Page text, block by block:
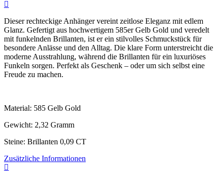
Dieser rechteckige Anhänger vereint zeitlose Eleganz mit edlem
Glanz. Gefertigt aus hochwertigem 585er Gelb Gold und veredelt
mit funkelnden Brillanten, ist er ein stilvolles Schmuckstück für
besondere Anlässe und den Alltag. Die klare Form unterstreicht die
moderne Ausstrahlung, während die Brillanten für ein luxuriöses
Funkeln sorgen. Perfekt als Geschenk – oder um sich selbst eine
Freude zu machen.
Material: 585 Gelb Gold
Gewicht: 2,32 Gramm
Steine: Brillanten 0,09 CT
Zusätzliche Informationen